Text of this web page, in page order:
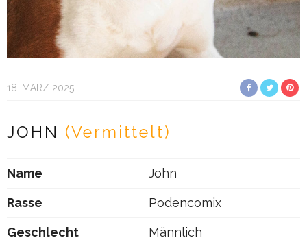
18. MÄRZ 2025
JOHN (Vermittelt)
Name John
Rasse Podencomix
Geschlecht Männlich